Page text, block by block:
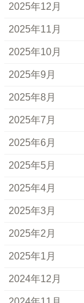
2025年12月
2025年11月
2025年10月
2025年9月
2025年8月
2025年7月
2025年6月
2025年5月
2025年4月
2025年3月
2025年2月
2025年1月
2024年12月